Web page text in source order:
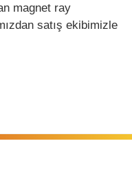
magnet ray
satış ekibimizle